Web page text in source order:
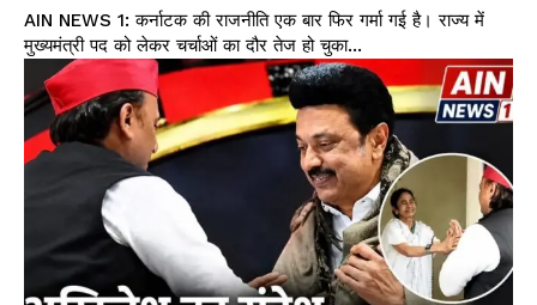
AIN NEWS 1: कर्नाटक की राजनीति एक बार फिर गर्मा गई है। राज्य में
मुख्यमंत्री पद को लेकर चर्चाओं का दौर तेज हो चुका...